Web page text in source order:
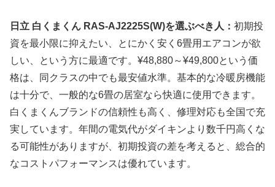
日立 白くまくん RAS-AJ2225S(W)を選ぶべき人： 初期投
資を最小限に抑えたい、とにかく安く6畳用エアコンが欲
しい、という方に最適です。¥48,880～¥49,800という価
格は、同クラスの中でも最安値水準。基本的な冷暖房機能
は十分で、一般的な6畳の居室なら快適に使用できます。
白くまくんブランドの信頼性も高く、修理対応も全国で充
実しています。年間の電気代がダイキンより数千円高くな
る可能性がありますが、初期投資の差を考えると、総合的
なコストパフォーマンスは優れています。